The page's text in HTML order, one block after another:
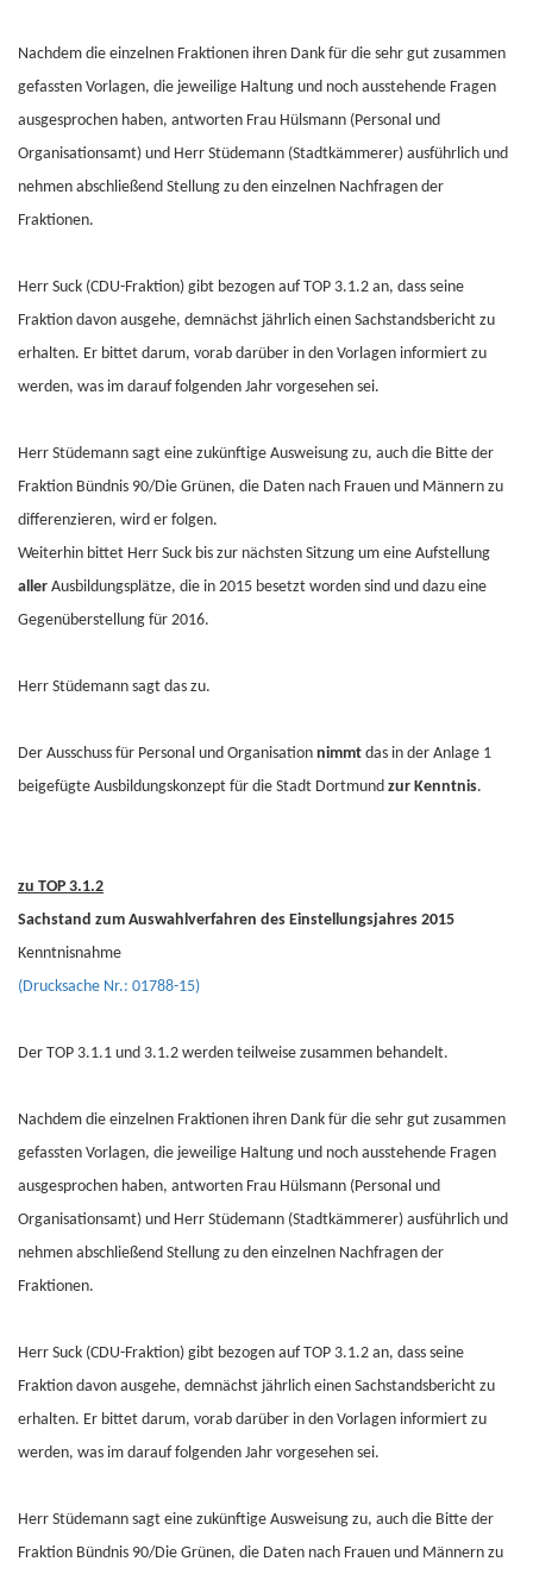
Nachdem die einzelnen Fraktionen ihren Dank für die sehr gut zusammen
gefassten Vorlagen, die jeweilige Haltung und noch ausstehende Fragen
ausgesprochen haben, antworten Frau Hülsmann (Personal und
Organisationsamt) und Herr Stüdemann (Stadtkämmerer) ausführlich und
nehmen abschließend Stellung zu den einzelnen Nachfragen der
Fraktionen.
Herr Suck (CDU-Fraktion) gibt bezogen auf TOP 3.1.2 an, dass seine
Fraktion davon ausgehe, demnächst jährlich einen Sachstandsbericht zu
erhalten. Er bittet darum, vorab darüber in den Vorlagen informiert zu
werden, was im darauf folgenden Jahr vorgesehen sei.
Herr Stüdemann sagt eine zukünftige Ausweisung zu, auch die Bitte der
Fraktion Bündnis 90/Die Grünen, die Daten nach Frauen und Männern zu
differenzieren, wird er folgen.
Weiterhin bittet Herr Suck bis zur nächsten Sitzung um eine Aufstellung
aller Ausbildungsplätze, die in 2015 besetzt worden sind und dazu eine
Gegenüberstellung für 2016.
Herr Stüdemann sagt das zu.
Der Ausschuss für Personal und Organisation nimmt das in der Anlage 1
beigefügte Ausbildungskonzept für die Stadt Dortmund zur Kenntnis.
zu TOP 3.1.2
Sachstand zum Auswahlverfahren des Einstellungsjahres 2015
Kenntnisnahme
(Drucksache Nr.: 01788-15)
Der TOP 3.1.1 und 3.1.2 werden teilweise zusammen behandelt.
Nachdem die einzelnen Fraktionen ihren Dank für die sehr gut zusammen
gefassten Vorlagen, die jeweilige Haltung und noch ausstehende Fragen
ausgesprochen haben, antworten Frau Hülsmann (Personal und
Organisationsamt) und Herr Stüdemann (Stadtkämmerer) ausführlich und
nehmen abschließend Stellung zu den einzelnen Nachfragen der
Fraktionen.
Herr Suck (CDU-Fraktion) gibt bezogen auf TOP 3.1.2 an, dass seine
Fraktion davon ausgehe, demnächst jährlich einen Sachstandsbericht zu
erhalten. Er bittet darum, vorab darüber in den Vorlagen informiert zu
werden, was im darauf folgenden Jahr vorgesehen sei.
Herr Stüdemann sagt eine zukünftige Ausweisung zu, auch die Bitte der
Fraktion Bündnis 90/Die Grünen, die Daten nach Frauen und Männern zu